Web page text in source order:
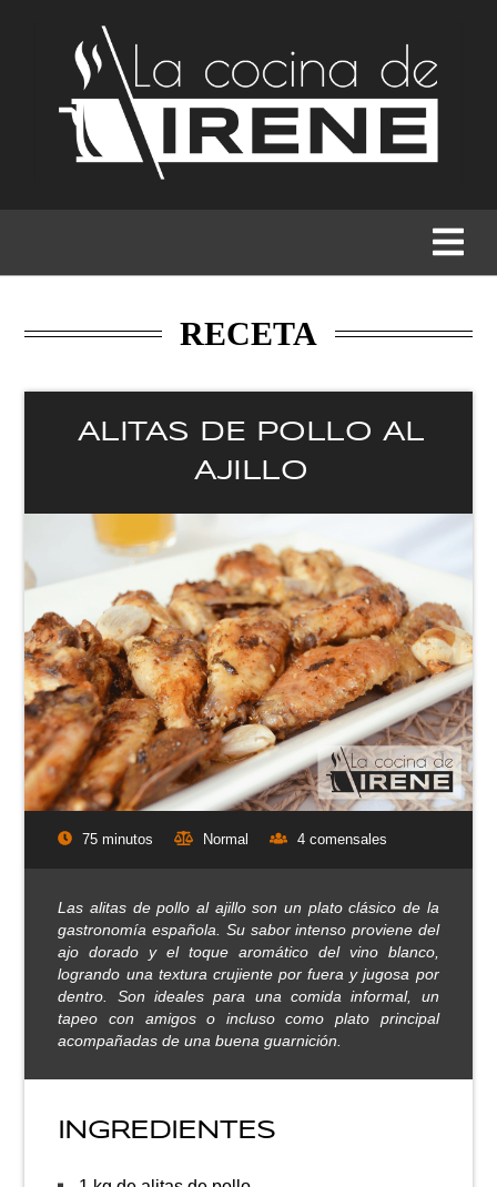
RECETA
ALITAS DE POLLO AL
AJILLO
75 minutos Normal 4 comensales
Las alitas de pollo al ajillo son un plato clásico de la
gastronomía española. Su sabor intenso proviene del
ajo dorado y el toque aromático del vino blanco,
logrando una textura crujiente por fuera y jugosa por
dentro. Son ideales para una comida informal, un
tapeo con amigos o incluso como plato principal
acompañadas de una buena guarnición.
INGREDIENTES